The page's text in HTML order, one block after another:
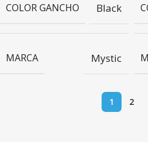
COLOR GANCHO Black
MARCA Mystic
1 2